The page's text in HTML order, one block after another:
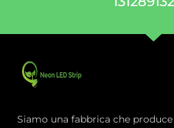
Siamo una fabbrica che